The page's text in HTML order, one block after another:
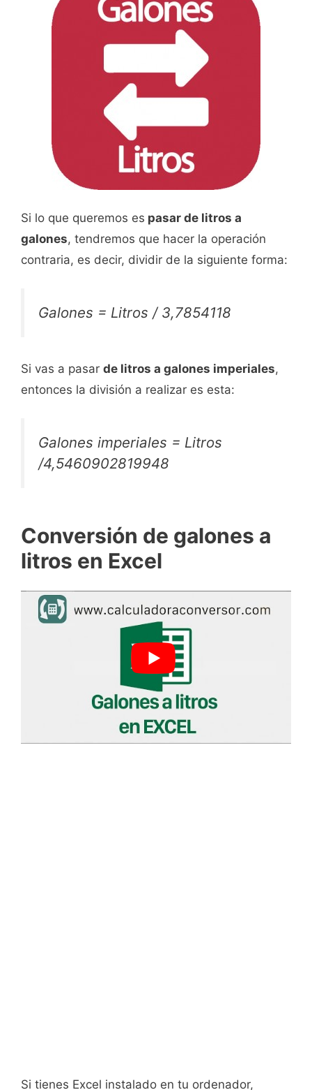
Si lo que queremos es pasar de litros a
galones, tendremos que hacer la operación
contraria, es decir, dividir de la siguiente forma:
Galones = Litros / 3,7854118
Si vas a pasar de litros a galones imperiales,
entonces la división a realizar es esta:
Galones imperiales = Litros
/4,5460902819948
Conversión de galones a
litros en Excel
Si tienes Excel instalado en tu ordenador,